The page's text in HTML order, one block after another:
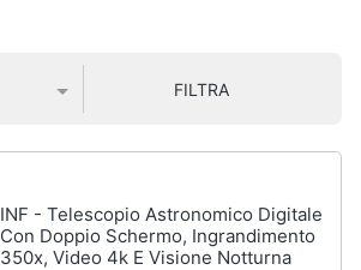
FILTRA
INF - Telescopio Astronomico Digitale
Con Doppio Schermo, Ingrandimento
350x, Video 4k E Visione Notturna